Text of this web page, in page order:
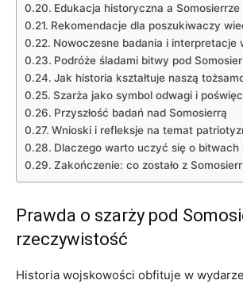
Edukacja historyczna a Somosierrze
Rekomendacje dla poszukiwaczy
Nowoczesne badania‌ i interpretacje
Podróże śladami bitwy pod
Jak historia kształtuje naszą
Szarża jako symbol odwagi⁤ i
Przyszłość badań‍ nad Somosierrą
Wnioski i refleksje na temat
Dlaczego warto ⁢uczyć się o
Zakończenie: co zostało z
Prawda o szarży pod
rzeczywistość
Historia wojskowości obfituje w